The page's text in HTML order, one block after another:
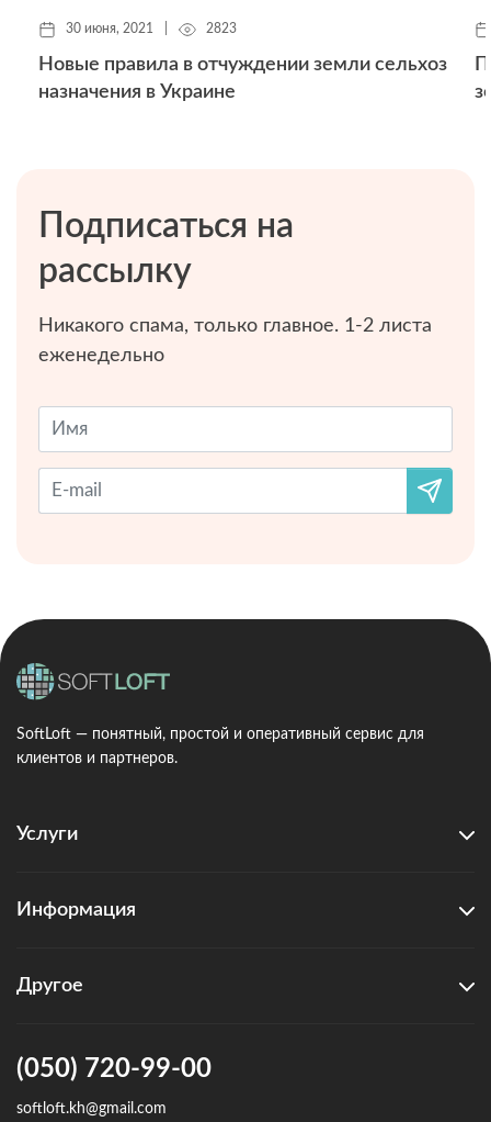
30 июня, 2021 2823
Новые правила в отчуждении земли сельхоз
назначения в Украине
Подписаться на
рассылку
Никакого спама, только главное. 1-2 листа
еженедельно
SoftLoft — понятный, простой и оперативный сервис для
клиентов и партнеров.
Услуги
Информация
Другое
(050) 720-99-00
softloft.kh@gmail.com